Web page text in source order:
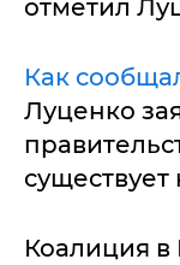
отметил
Как
Луценко
существует
Коалиция